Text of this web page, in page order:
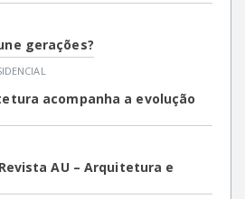
gerações?
acompanha a evolução
AU – Arquitetura e